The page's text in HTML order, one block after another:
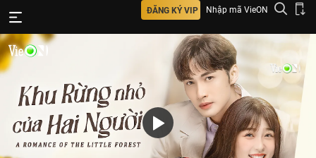
ĐĂNG KÝ VIP Nhập mã VieON